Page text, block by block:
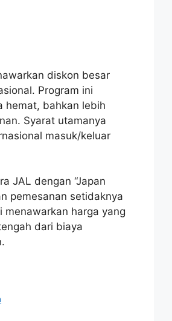
diskon besar
Program ini
hemat, bahkan lebih
Syarat utamanya
masuk/keluar
JAL dengan “Japan
pemesanan setidaknya
harga yang
dari biaya